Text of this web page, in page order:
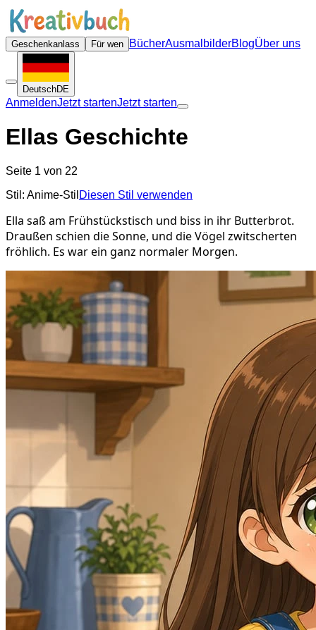
Geschenkanlass Für wen BücherAusmalbilderBlogÜber uns
DeutschDE
AnmeldenJetzt startenJetzt starten
Ellas Geschichte
Seite 1 von 22
Stil: Anime-Stil Diesen Stil verwenden
Ella saß am Frühstückstisch und biss in ihr Butterbrot.
Draußen schien die Sonne, und die Vögel zwitscherten
fröhlich. Es war ein ganz normaler Morgen.